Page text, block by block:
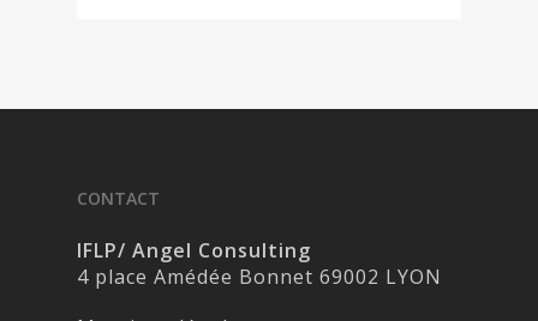
CONTACT
IFLP/ Angel Consulting
4 place Amédée Bonnet 69002 LYON